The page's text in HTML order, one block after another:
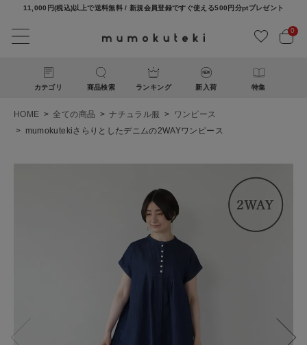
11,000円(税込)以上で送料無料 / 新規会員登録ですぐ使える500円分ptプレゼント
0
カテゴリ 商品検索 ランキング 新入荷 特集
新規会員登録
HOME 全ての商品 ナチュラル服
ワンピース
mumokutekiさらりとしたデニムの2WAYワンピース